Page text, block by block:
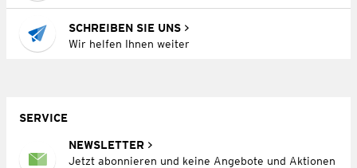
SCHREIBEN SIE UNS
Wir helfen Ihnen weiter
SERVICE
NEWSLETTER
Jetzt abonnieren und keine Angebote und Aktionen